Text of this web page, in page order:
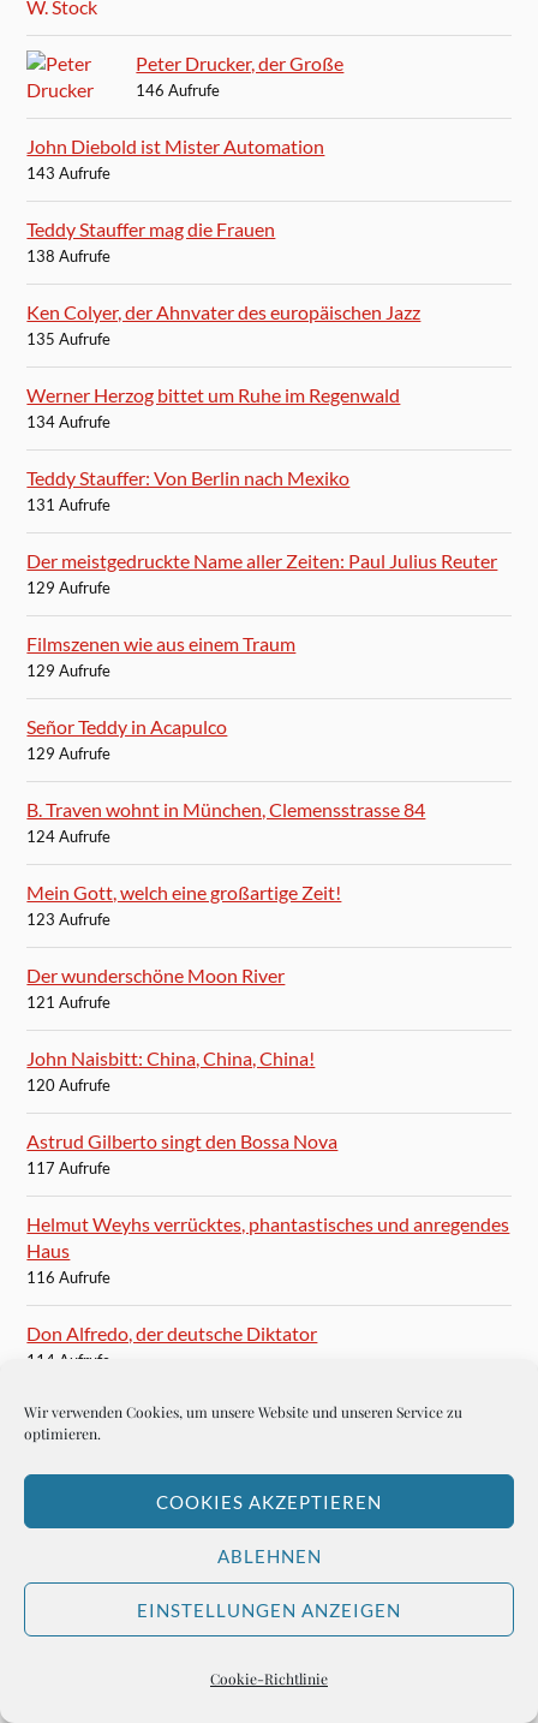
Wir verwenden Cookies, um unsere Website und unseren Service zu
optimieren.
COOKIES AKZEPTIEREN
ABLEHNEN
EINSTELLUNGEN ANZEIGEN
Cookie-Richtlinie
Peter Drucker, der Große
146 Aufrufe
John Diebold ist Mister Automation
143 Aufrufe
Teddy Stauffer mag die Frauen
138 Aufrufe
Ken Colyer, der Ahnvater des europäischen Jazz
135 Aufrufe
Werner Herzog bittet um Ruhe im Regenwald
134 Aufrufe
Teddy Stauffer: Von Berlin nach Mexiko
131 Aufrufe
Der meistgedruckte Name aller Zeiten: Paul Julius Reuter
129 Aufrufe
Filmszenen wie aus einem Traum
129 Aufrufe
Señor Teddy in Acapulco
129 Aufrufe
B. Traven wohnt in München, Clemensstrasse 84
124 Aufrufe
Mein Gott, welch eine großartige Zeit!
123 Aufrufe
Der wunderschöne Moon River
121 Aufrufe
John Naisbitt: China, China, China!
120 Aufrufe
Astrud Gilberto singt den Bossa Nova
117 Aufrufe
Helmut Weyhs verrücktes, phantastisches und anregendes
Haus
116 Aufrufe
Don Alfredo, der deutsche Diktator
114 Aufrufe
Ein Münchner im Dschungel Perus
114 Aufrufe
André Kostolany: Enjoy Life!
113 Aufrufe
Ein Schnuller vom FC Bayern München